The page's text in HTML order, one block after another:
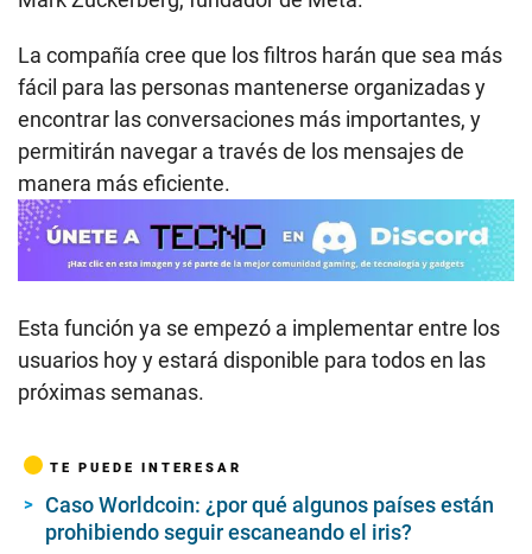
La compañía cree que los filtros harán que sea más
fácil para las personas mantenerse organizadas y
encontrar las conversaciones más importantes, y
permitirán navegar a través de los mensajes de
manera más eficiente.
Esta función ya se empezó a implementar entre los
usuarios hoy y estará disponible para todos en las
próximas semanas.
TE PUEDE INTERESAR
Caso Worldcoin: ¿por qué algunos países están
prohibiendo seguir escaneando el iris?